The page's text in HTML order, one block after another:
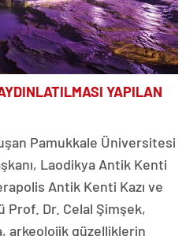
YAPILAN
Pamukkale Üniversitesi
Laodikya Antik Kenti
Antik Kenti Kazı ve
Dr. Celal Şimşek,
arkeolojik güzelliklerin